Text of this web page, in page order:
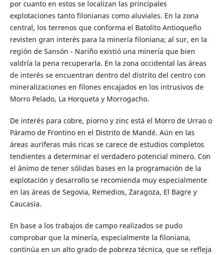
por cuanto en estos se localizan las principales
explotaciones tanto filonianas como aluviales. En la zona
central, los terrenos que conforma el Batolito Antioqueño
revisten gran interés para la minería filoniana; al sur, en la
región de Sansón - Nariño existió una minería que bien
valdría la pena recuperarla. En la zona occidental las áreas
de interés se encuentran dentro del distrito del centro con
mineralizaciones en filones encajados en los intrusivos de
Morro Pelado, La Horqueta y Morrogacho.
De interés para cobre, piorno y zinc está el Morro de Urrao o
Páramo de Frontino en el Distrito de Mandé. Aún en las
áreas auríferas más ricas se carece de estudios completos
tendientes a determinar el verdadero potencial minero. Con
el ánimo de tener sólidas bases en la programación de la
explotación y desarrollo se recomienda muy especialmente
en las áreas de Segovia, Remedios, Zaragoza, El Bagre y
Caucasia.
En base a los trabajos de campo realizados se pudo
comprobar que la minería, especialmente la filoniana,
continúa en un alto grado de pobreza técnica, que se refleja